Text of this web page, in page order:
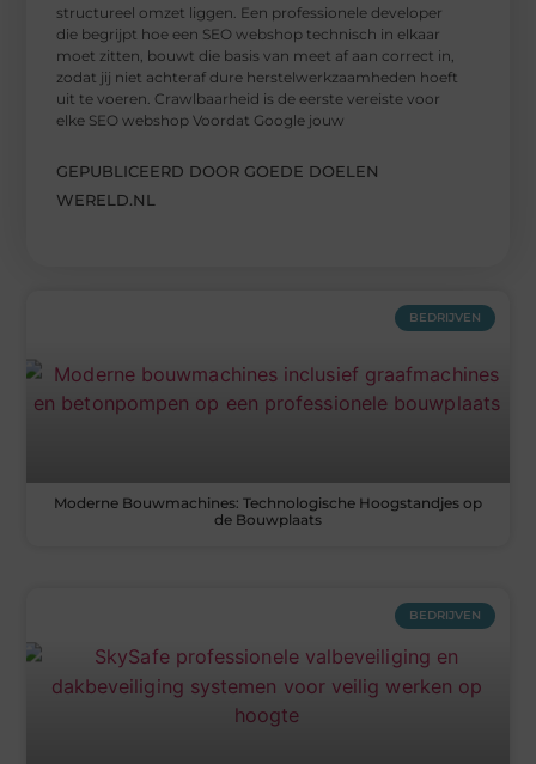
structureel omzet liggen. Een professionele developer
die begrijpt hoe een SEO webshop technisch in elkaar
moet zitten, bouwt die basis van meet af aan correct in,
zodat jij niet achteraf dure herstelwerkzaamheden hoeft
uit te voeren. Crawlbaarheid is de eerste vereiste voor
elke SEO webshop Voordat Google jouw
GEPUBLICEERD DOOR GOEDE DOELEN
WERELD.NL
BEDRIJVEN
Moderne Bouwmachines: Technologische Hoogstandjes op
de Bouwplaats
BEDRIJVEN